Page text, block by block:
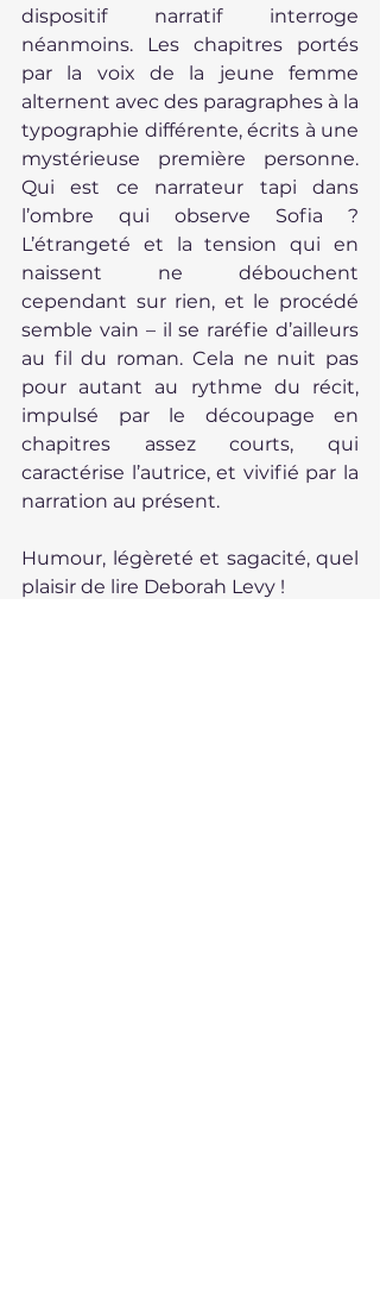
dispositif narratif interroge
néanmoins. Les chapitres portés
par la voix de la jeune femme
alternent avec des paragraphes à la
typographie différente, écrits à une
mystérieuse première personne.
Qui est ce narrateur tapi dans
l’ombre qui observe Sofia ?
L’étrangeté et la tension qui en
naissent ne débouchent
cependant sur rien, et le procédé
semble vain – il se raréfie d’ailleurs
au fil du roman. Cela ne nuit pas
pour autant au rythme du récit,
impulsé par le découpage en
chapitres assez courts, qui
caractérise l’autrice, et vivifié par la
narration au présent.
Humour, légèreté et sagacité, quel
plaisir de lire Deborah Levy !